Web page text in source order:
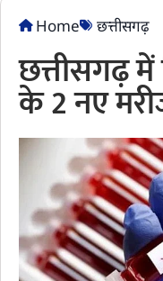
Home छत्तीसगढ़
छत्तीसगढ़ में
के 2 नए